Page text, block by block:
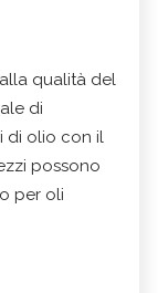
qualità del
di
di olio con il
possono
per oli